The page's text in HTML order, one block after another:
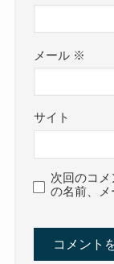
メール ※
サイト
次回のコ
の名前、メ